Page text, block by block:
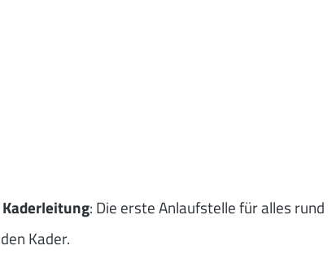
: Die erste Anlaufstelle für alles rund
Kader.